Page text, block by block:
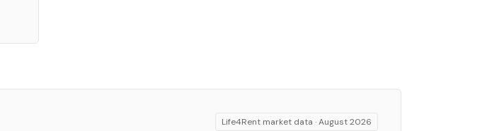
Life4Rent market data ·August 2026